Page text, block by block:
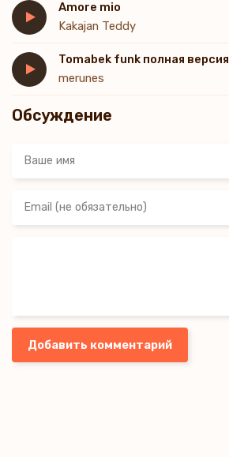
Amore mio
Kakajan Teddy
Tomabek funk полная версия
merunes
Обсуждение
Добавить комментарий